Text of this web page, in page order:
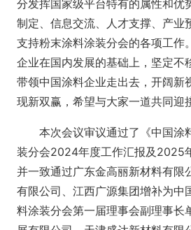
分发挥国家级平台特有的属性和优
制定、信息交流、人才支撑、产业
支持粉末涂料涂装分会的各项工作
企业在国内发展的基础上，坚定不
带领中国涂料企业走出去，开阔新
现新双赢，希望与大家一道共同迎
本次会议审议通过了《中国涂
装分会2024年度工作汇报及2025
并一致通过广东金高丽新材料有限
有限公司、江西广源集团增补为中
料涂装分会第一届理事会副理事长